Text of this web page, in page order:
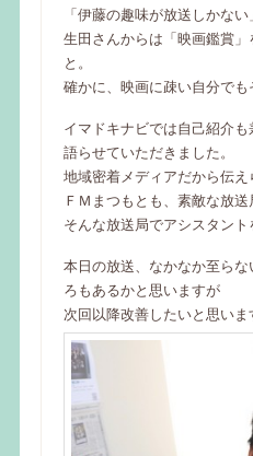
「伊藤の趣味が放送しかな
生田さんからは「映画鑑賞
と。
確かに、映画に疎い自分で
イマドキナビでは自己紹介
語らせていただきました。
地域密着メディアだから伝
ＦＭまつもとも、素敵な放送
そんな放送局でアシスタン
本日の放送、なかなか至ら
ろもあるかと思いますが
次回以降改善したいと思いま